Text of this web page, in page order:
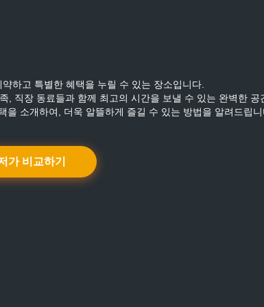
하고 특별한 혜택을 누릴 수 있는 장소입니다.
, 직장 동료들과 함께 최고의 시간을 보낼 수 있는 완벽한 공
소개하여, 더욱 알뜰하게 즐길 수 있는 방법을 알려드립니
가 비교하기